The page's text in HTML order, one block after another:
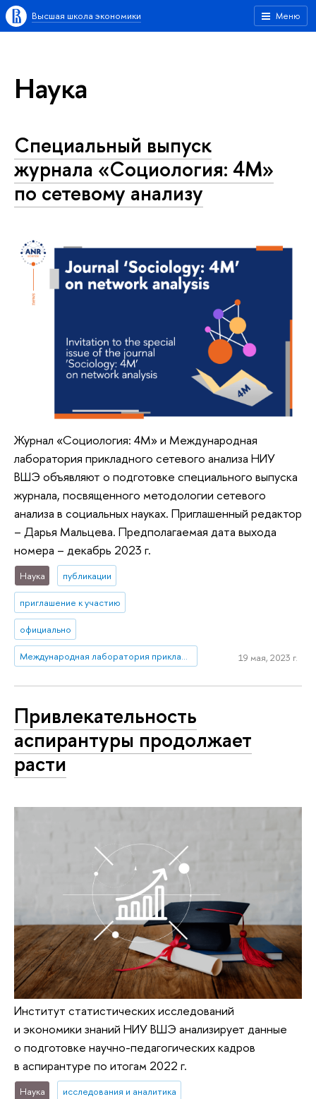
Меню
Высшая школа экономики
Наука
Специальный выпуск
журнала «Социология: 4М»
по сетевому анализу
Журнал «Социология: 4М» и Международная
лаборатория прикладного сетевого анализа НИУ
ВШЭ объявляют о подготовке специального выпуска
журнала, посвященного методологии сетевого
анализа в социальных науках. Приглашенный редактор
– Дарья Мальцева. Предполагаемая дата выхода
номера – декабрь 2023 г.
Наука публикации
приглашение к участию
официально
Международная лаборатория прикладного сетевого анализа 19 мая, 2023 г.
Привлекательность
аспирантуры продолжает
расти
Институт статистических исследований
и экономики знаний НИУ ВШЭ анализирует данные
о подготовке научно-педагогических кадров
в аспирантуре по итогам 2022 г.
Наука исследования и аналитика